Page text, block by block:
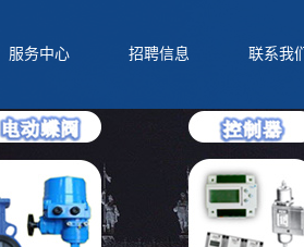
服务中心 招聘信息 联系我们